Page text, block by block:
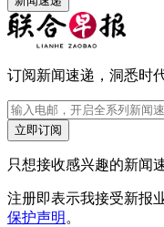
订阅新闻速递，洞悉时
立即订阅
只想接收感兴趣的新闻
注册即表示我接受新报
保护声明 。